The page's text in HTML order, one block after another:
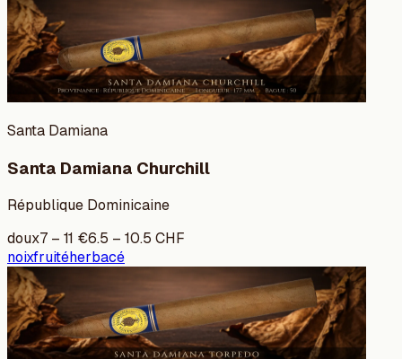
Santa Damiana
Santa Damiana Churchill
République Dominicaine
doux7 – 11 €6.5 – 10.5 CHF
noixfruitéherbacé